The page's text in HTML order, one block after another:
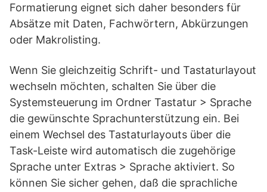
Formatierung eignet sich daher besonders für
Absätze mit Daten, Fachwörtern, Abkürzungen
oder Makrolisting.
Wenn Sie gleichzeitig Schrift- und Tastaturlayout
wechseln möchten, schalten Sie über die
Systemsteuerung im Ordner Tastatur > Sprache
die gewünschte Sprachunterstützung ein. Bei
einem Wechsel des Tastaturlayouts über die
Task-Leiste wird automatisch die zugehörige
Sprache unter Extras > Sprache aktiviert. So
können Sie sicher gehen, daß die sprachliche